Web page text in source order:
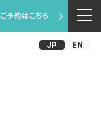
ご予約はこちら
JP EN